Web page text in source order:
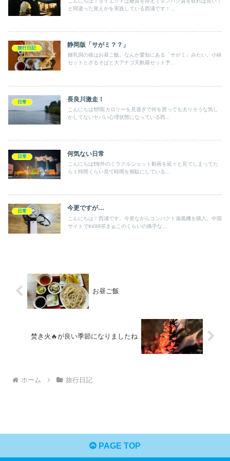
と間違った覚えかを実践している西浦です！...
旅行日記 静岡版「サがミ？？」
鍾乳洞の後はお昼ご飯。なんか愛知にある「サがミ」みたい。小鉢
セットとざるそばと大アナゴ天麩羅セット予...
日常 長良川激走！
こんにちは❗️摂取カロリーを見過ぎで何を買っても太りそうな気し
かしてないヤバい心理状態になっている西...
日常 何気ない日常
こんにちは❗️海外のミラクルショット動画を延々と見てしまってた
ら１時間くらい見て時間を無駄にしている...
日常 今更ですが…
こんにちは！西浦です。今更ながらコンパクト扇風機を購入。中国
サイトで¥498🤣まぁこのくらいの痛手な...
お昼ご飯
焚き火🔥が良い季節になりましたね
ホーム 旅行日記
PAGE TOP